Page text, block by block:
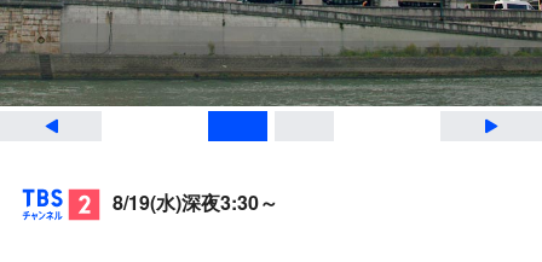
TBSチャンネル2
8/19(水)深夜3:30～